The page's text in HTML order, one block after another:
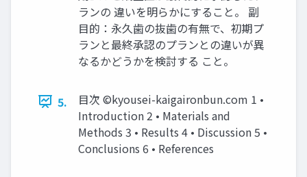
ランの 違いを明らかにすること。 副
目的：永久歯の抜歯の有無で、初期プ
ランと最終承認のプランとの違いが異
なるかどうかを検討する こと。
5.
目次 ©kyousei-kaigaironbun.com 1 •
Introduction 2 • Materials and
Methods 3 • Results 4 • Discussion 5 •
Conclusions 6 • References